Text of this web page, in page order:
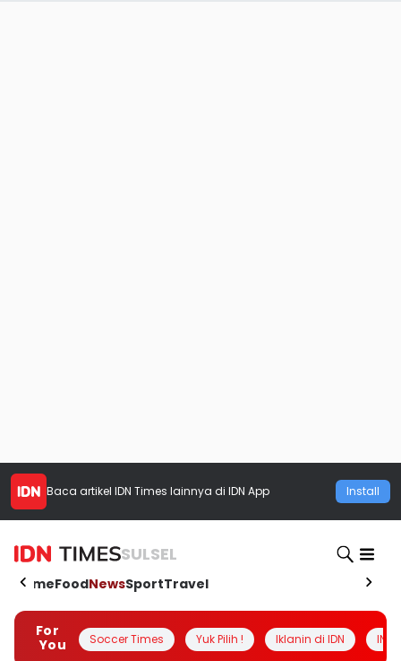
Baca artikel IDN Times lainnya di IDN App Install
SULSEL
HomeFoodNewsSportTravel
For
You
Soccer Times Yuk Pilih ! Iklanin di IDN